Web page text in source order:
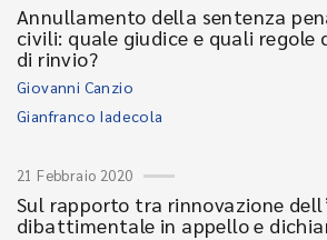
Annullamento della sentenza
civili: quale giudice e quali regole
di rinvio?
Giovanni Canzio
Gianfranco Iadecola
21 Febbraio 2020
Sul rapporto tra rinnovazione
dibattimentale in appello e